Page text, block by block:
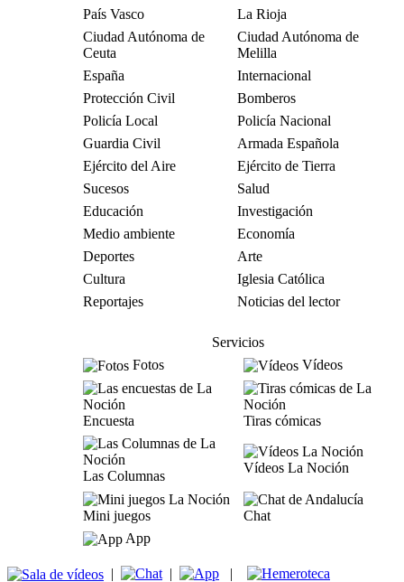
País Vasco
La Rioja
Ciudad Autónoma de
Ceuta
Ciudad Autónoma de
Melilla
España
Internacional
Protección Civil
Bomberos
Policía Local
Policía Nacional
Guardia Civil
Armada Española
Ejército del Aire
Ejército de Tierra
Sucesos
Salud
Educación
Investigación
Medio ambiente
Economía
Deportes
Arte
Cultura
Iglesia Católica
Reportajes
Noticias del lector
Servicios
Fotos
Vídeos
Encuesta Tiras cómicas
Las Columnas
Vídeos La Noción
Mini juegos
Chat
App
| | |